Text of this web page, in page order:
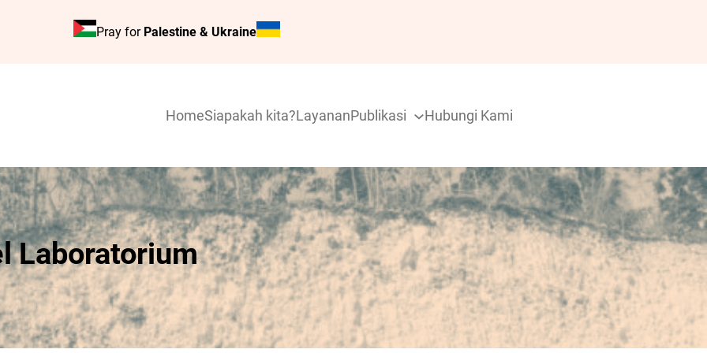
Pray for Palestine & Ukraine
HomeSiapakah kita?LayananPublikasi Hubungi Kami
Laboratorium